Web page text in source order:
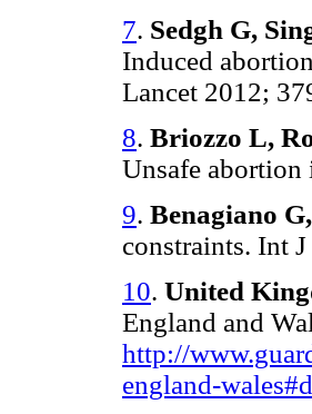
7. Sedgh G,
Induced
Lancet 2012;
8. Briozzo L,
Unsafe
9. Benagiano
constraints. Int
10. United
England and
http://
england-